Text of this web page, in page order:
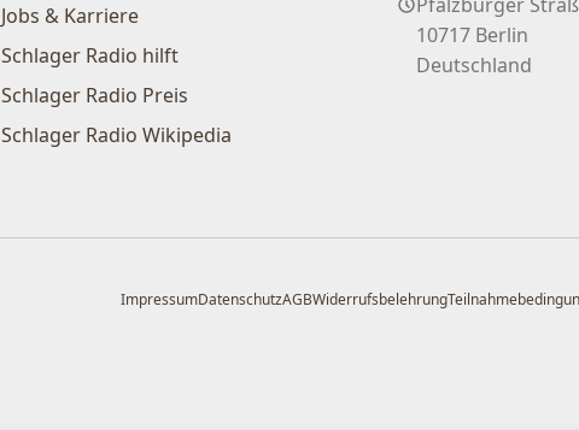
Jobs & Karriere
Schlager Radio hilft
Schlager Radio Preis
Schlager Radio Wikipedia
10717 Berlin
Deutschland
ImpressumDatenschutzAGBWiderrufsbelehrung